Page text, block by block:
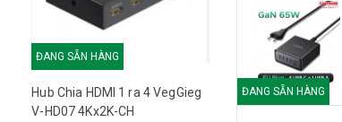
ĐANG SẴN HÀNG
Hub Chia HDMI 1 ra 4 VegGieg
V-HD07 4Kx2K-CH
ĐANG SẴN HÀNG